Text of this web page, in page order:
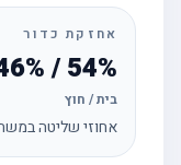
אחזקת כדור
54% / 46%
בית / חוץ
אחוזי שליטה במשחק